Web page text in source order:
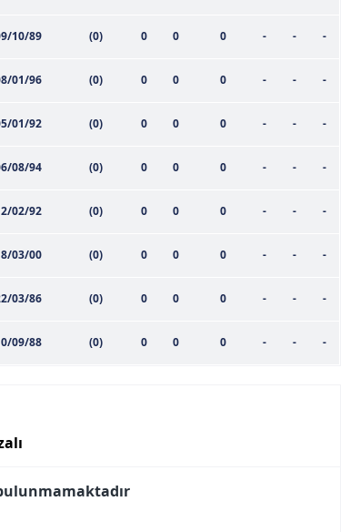
10/89 (0) 0 0 0 - - -
01/96 (0) 0 0 0 - - -
01/92 (0) 0 0 0 - - -
08/94 (0) 0 0 0 - - -
02/92 (0) 0 0 0 - - -
03/00 (0) 0 0 0 - - -
03/86 (0) 0 0 0 - - -
09/88 (0) 0 0 0 - - -